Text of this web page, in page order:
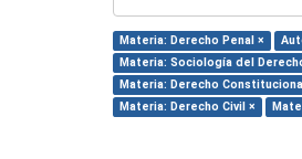
Materia: Derecho Penal ×
Materia: Sociología del
Materia: Derecho
Materia: Derecho Civil ×